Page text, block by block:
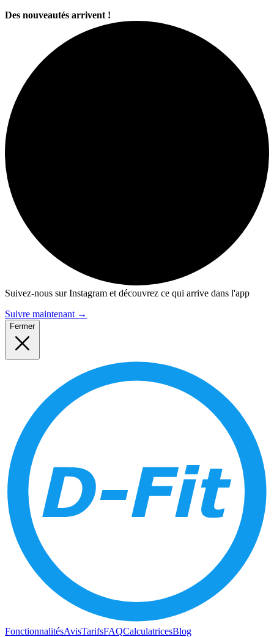
Des nouveautés arrivent !
Suivez-nous sur Instagram et découvrez ce qui arrive dans l'app
Suivre maintenant →
Fermer
FonctionnalitésAvisTarifsFAQCalculatricesBlog